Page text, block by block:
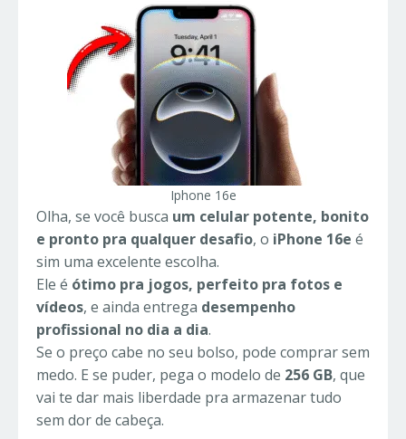
Iphone 16e
Olha, se você busca um celular potente, bonito
e pronto pra qualquer desafio, o iPhone 16e é
sim uma excelente escolha.
Ele é ótimo pra jogos, perfeito pra fotos e
vídeos, e ainda entrega desempenho
profissional no dia a dia.
Se o preço cabe no seu bolso, pode comprar sem
medo. E se puder, pega o modelo de 256 GB, que
vai te dar mais liberdade pra armazenar tudo
sem dor de cabeça.